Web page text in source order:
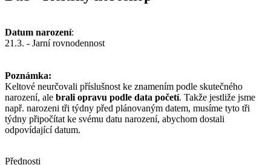
Datum narození:
21.3. - Jarní rovnodennost
Poznámka:
Keltové neurčovali příslušnost ke znamením podle skutečného
narození, ale brali opravu podle data početí. Takže jestliže jsme
např. narozeni tři týdny před plánovaným datem, musíme tyto tři
týdny připočítat ke svému datu narození, abychom dostali
odpovídající datum.
Přednosti